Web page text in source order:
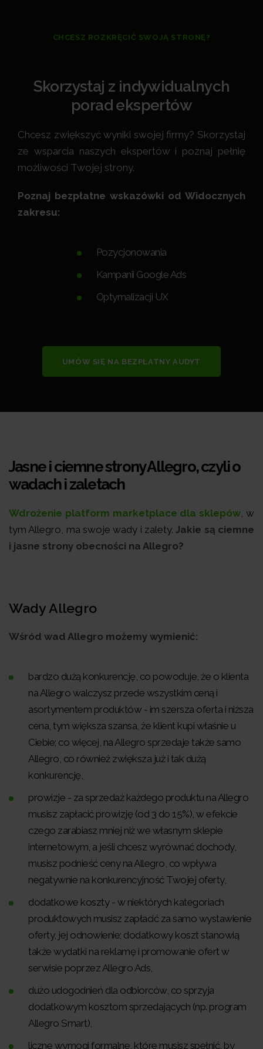
CHCESZ ROZKRĘCIĆ SWOJĄ STRONĘ?
Skorzystaj z indywidualnych
porad ekspertów
Chcesz zwiększyć wyniki swojej firmy? Skorzystaj
ze wsparcia naszych ekspertów i poznaj pełnię
możliwości Twojej strony.
Poznaj bezpłatne wskazówki od Widocznych
zakresu:
Pozycjonowania
Kampanii Google Ads
Optymalizacji UX
UMÓW SIĘ NA BEZPŁATNY AUDYT
Jasne i ciemne strony Allegro, czyli o
wadach i zaletach
Wdrożenie platform marketplace dla sklepów , w
tym Allegro, ma swoje wady i zalety. Jakie są ciemne
i jasne strony obecności na Allegro?
Wady Allegro
Wśród wad Allegro możemy wymienić:
bardzo dużą konkurencję, co powoduje, że o klienta
na Allegro walczysz przede wszystkim ceną i
asortymentem produktów - im szersza oferta i niższa
cena, tym większa szansa, że klient kupi właśnie u
Ciebie; co więcej, na Allegro sprzedaje także samo
Allegro, co również zwiększa już i tak dużą
konkurencję,
prowizje - za sprzedaż każdego produktu na Allegro
musisz zapłacić prowizję (od 3 do 15%), w efekcie
czego zarabiasz mniej niż we własnym sklepie
internetowym, a jeśli chcesz wyrównać dochody,
musisz podnieść ceny na Allegro, co wpływa
negatywnie na konkurencyjność Twojej oferty,
dodatkowe koszty - w niektórych kategoriach
produktowych musisz zapłacić za samo wystawienie
oferty, jej odnowienie; dodatkowy koszt stanowią
także wydatki na reklamę i promowanie ofert w
serwisie poprzez Allegro Ads,
dużo udogodnień dla odbiorców, co sprzyja
dodatkowym kosztom sprzedających (np. program
Allegro Smart),
liczne wymogi formalne, które musisz spełnić, by